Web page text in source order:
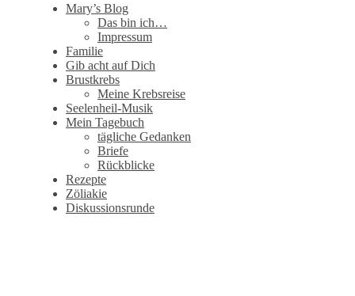
Mary’s Blog
Das bin ich…
Impressum
Familie
Gib acht auf Dich
Brustkrebs
Meine Krebsreise
Seelenheil-Musik
Mein Tagebuch
tägliche Gedanken
Briefe
Rückblicke
Rezepte
Zöliakie
Diskussionsrunde